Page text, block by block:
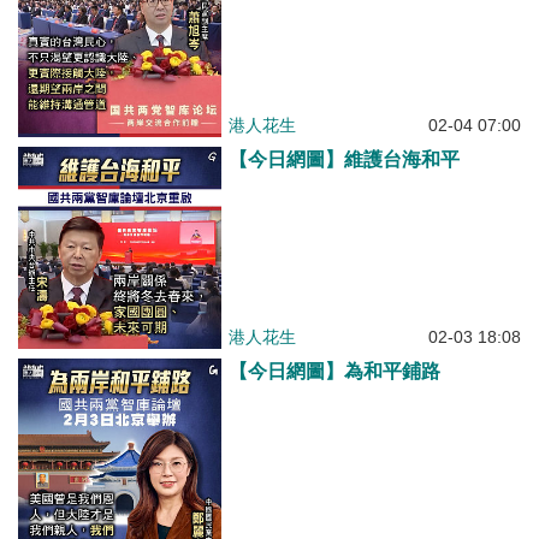
港人花生 02-04 07:00
【今日網圖】維護台海和平
港人花生 02-03 18:08
【今日網圖】為和平鋪路